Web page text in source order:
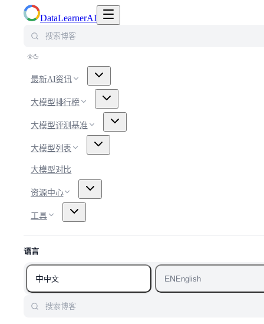
DataLearnerAI
最新AI资讯
大模型排行榜
大模型评测基准
大模型列表
大模型对比
资源中心
工具
语言
中中文 ENEnglish